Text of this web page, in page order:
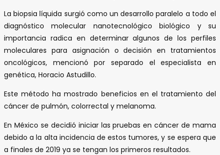
La biopsia líquida surgió como un desarrollo paralelo a todo el
diagnóstico molecular nanotecnológico biológico y su
importancia radica en determinar algunos de los perfiles
moleculares para asignación o decisión en tratamientos
oncológicos, mencionó por separado el especialista en
genética, Horacio Astudillo.
Este método ha mostrado beneficios en el tratamiento del
cáncer de pulmón, colorrectal y melanoma.
En México se decidió iniciar las pruebas en cáncer de mama
debido a la alta incidencia de estos tumores, y se espera que
a finales de 2019 ya se tengan los primeros resultados.